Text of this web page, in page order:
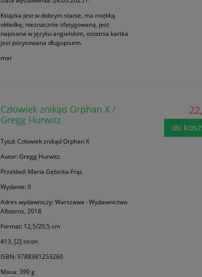
Książka jest w dobrym stanie, ma miękką
okładkę, nieznacznie sfatygowaną, jest
napisana w języku angielskim, ostatnia kartka
jest porysowana długopisem.
mar
Człowiek znikąd Orphan X /
Gregg Hurwitz
Tytuł: Człowiek znikąd Orphan X
Autor: Gregg Hurwitz
Przekład: Maria Gębicka-Frąc
Wydanie: II
Adres wydawniczy: Warszawa : Wydawnictwo
Albatros, 2018
Format: 12,5/20,5 cm
413, [2] stron
ISBN: 9788381253260
Masa: 390 g
do